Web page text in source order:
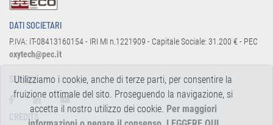
DATI SOCIETARI
P.IVA: IT-08413160154 - IRI MI n.1221909 - Capitale Sociale: 31.200 € - PEC
oxytech@pec.it
SEGUICI:
CREDITS
Utilizziamo i cookie, anche di terze parti, per consentire la
fruizione ottimale del sito. Proseguendo la navigazione, si
accetta il nostro utilizzo dei cookie. Per maggiori